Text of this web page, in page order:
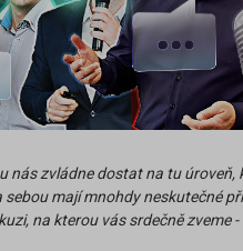
nás zvládne dostat na tu úroveň,
mají mnohdy neskutečné
na kterou vás srdečně zveme